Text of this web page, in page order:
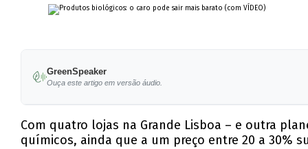
GreenSpeaker
Ouça este artigo em versão áudio.
Com quatro lojas na Grande Lisboa – e outra
químicos, ainda que a um preço entre 20 a 30%